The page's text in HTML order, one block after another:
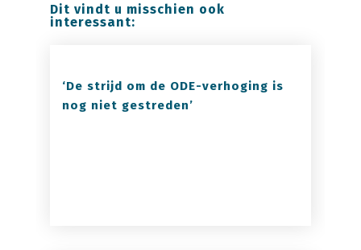
Dit vindt u misschien ook
interessant:
‘De strijd om de ODE-verhoging is
nog niet gestreden’